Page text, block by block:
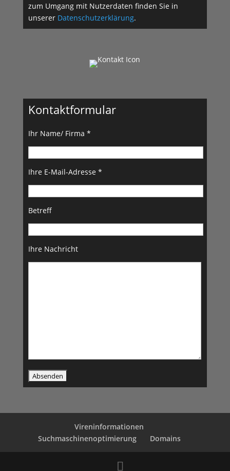
zum Umgang mit Nutzerdaten finden Sie in
unserer Datenschutzerklärung.
Kontaktformular
Ihr Name/ Firma *
Ihre E-Mail-Adresse *
Betreff
Ihre Nachricht
Vireninformationen
Suchmaschinenoptimierung
Domains